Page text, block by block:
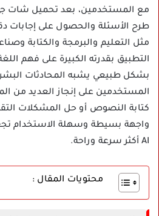
مع المستخدمين، بعد تحميل شات
طرح الأسئلة والحصول على إجابات
مثل التعليم والبرمجة والكتابة
التطبيق بقدرته الكبيرة على فهم
بشكل طبيعي يشبه المحادثات
المستخدمين على إنجاز العديد من
كتابة النصوص أو حل المشكلات
واجهة بسيطة وسهلة الاستخدام
AI أكثر سرعة وراحة.
محتويات المقال :